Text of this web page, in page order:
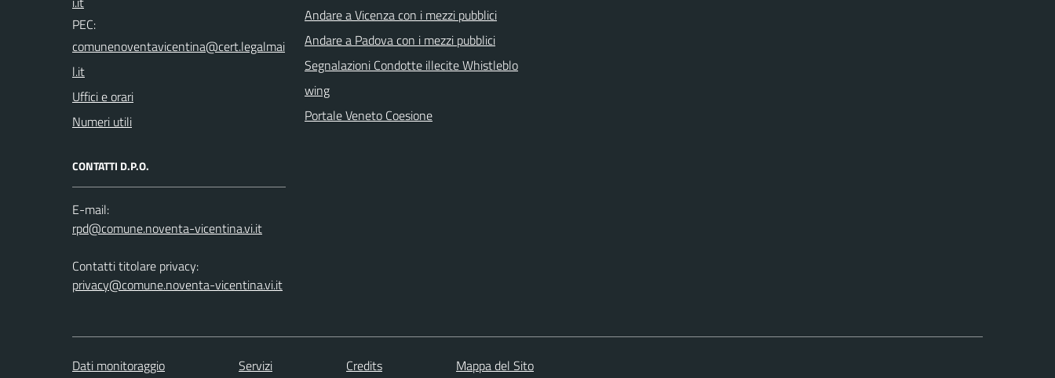
PEC:
Uffici e orari
Numeri utili
CONTATTI D.P.O.
E-mail:
Contatti titolare privacy:
privacy@comune.noventa-vicentina.vi.it
Andare a Vicenza con i mezzi pubblici
Andare a Padova con i mezzi pubblici
Segnalazioni Condotte illecite Whistleblo
wing
Portale Veneto Coesione
Dati monitoraggio Servizi Credits Mappa del Sito